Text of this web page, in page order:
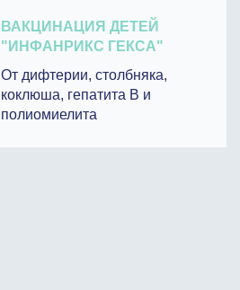
ВАКЦИНАЦИЯ ДЕТЕЙ
"ИНФАНРИКС ГЕКСА"
От дифтерии, столбняка,
коклюша, гепатита В и
полиомиелита